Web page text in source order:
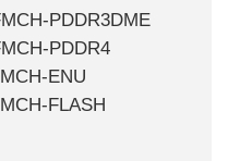
PDDR3DME
PDDR4
ENU
FLASH